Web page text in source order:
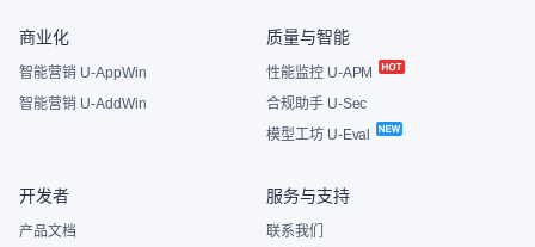
商业化
智能营销 U-AppWin
智能营销 U-AddWin
质量与智能
性能监控 U-APM
合规助手 U-Sec
模型工坊 U-Eval
开发者
产品文档
服务与支持
联系我们